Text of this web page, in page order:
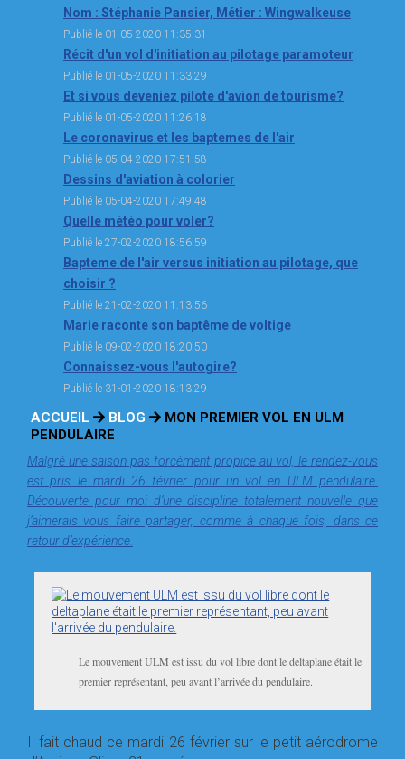
Nom : Stéphanie Pansier, Métier : Wingwalkeuse
Publié le 01-05-2020 11:35:31
Récit d'un vol d'initiation au pilotage paramoteur
Publié le 01-05-2020 11:33:29
Et si vous deveniez pilote d'avion de tourisme?
Publié le 01-05-2020 11:26:18
Le coronavirus et les baptemes de l'air
Publié le 05-04-2020 17:51:58
Dessins d'aviation à colorier
Publié le 05-04-2020 17:49:48
Quelle météo pour voler?
Publié le 27-02-2020 18:56:59
Bapteme de l'air versus initiation au pilotage, que
choisir ?
Publié le 21-02-2020 11:13:56
Marie raconte son baptême de voltige
Publié le 09-02-2020 18:20:50
Connaissez-vous l'autogire?
Publié le 31-01-2020 18:13:29
ACCUEIL BLOG
MON PREMIER VOL EN ULM
PENDULAIRE
Malgré une saison pas forcément propice au vol, le rendez-vous
est pris le mardi 26 février pour un vol en ULM pendulaire.
Découverte pour moi d’une discipline totalement nouvelle que
j’aimerais vous faire partager, comme à chaque fois, dans ce
retour d’expérience.
Le mouvement ULM est issu du vol libre dont le deltaplane était le
premier représentant, peu avant l’arrivée du pendulaire.
Il fait chaud ce mardi 26 février sur le petit aérodrome